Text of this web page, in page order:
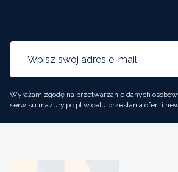
Wyrażam zgodę na przetwarzanie danych
serwisu mazury.pc.pl w celu przesłania ofert i